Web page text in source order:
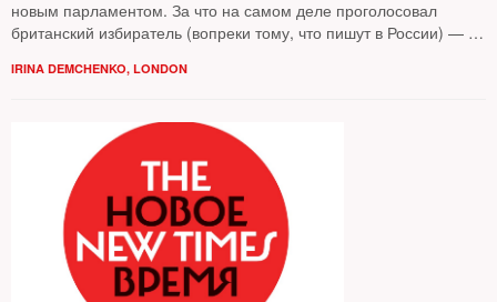
новым парламентом. За что на самом деле проголосовал
британский избиратель (вопреки тому, что пишут в России) — об
IRINA DEMCHENKO, LONDON